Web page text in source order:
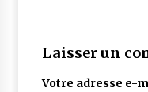
Laisser un
Votre adresse e-